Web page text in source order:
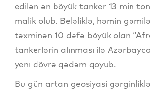
edilən ən böyük tanker 13 min
malik olub. Beləliklə, həmin
təxminən 10 dəfə böyük olan
tankerlərin alınması ilə
yeni dövrə qədəm qoyub.
Bu gün artan geosiyasi